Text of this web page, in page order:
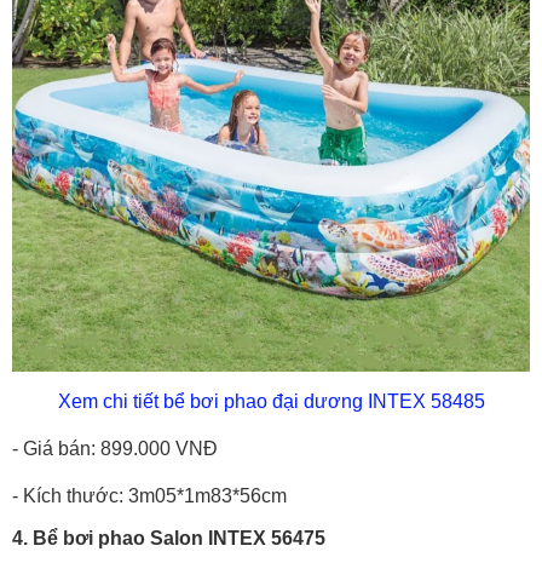
Xem chi tiết bể bơi phao đại dương INTEX 58485
- Giá bán: 899.000 VNĐ
- Kích thước: 3m05*1m83*56cm
4. Bể bơi phao Salon INTEX 56475